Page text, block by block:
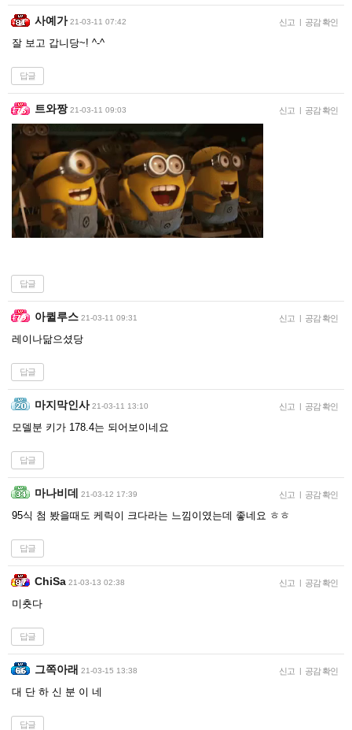
사예가 21-03-11 07:42 신고 | 공감 확인
잘 보고 갑니당~! ^-^
답글
트와짱 21-03-11 09:03 신고 | 공감 확인
답글
아퀼루스 21-03-11 09:31 신고 | 공감 확인
레이나닮으셨당
답글
마지막인사 21-03-11 13:10 신고 | 공감 확인
모델분 키가 178.4는 되어보이네요
답글
마나비데 21-03-12 17:39 신고 | 공감 확인
95식 첨 봤을때도 케릭이 크다라는 느낌이였는데 좋네요 ㅎㅎ
답글
ChiSa 21-03-13 02:38 신고 | 공감 확인
미춋다
답글
그쪽아래 21-03-15 13:38 신고 | 공감 확인
대 단 하 신 분 이 네
답글